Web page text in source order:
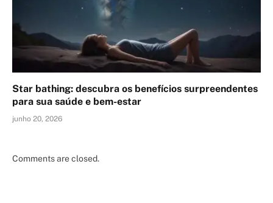
Star bathing: descubra os benefícios surpreendentes
para sua saúde e bem-estar
junho 20, 2026
Comments are closed.